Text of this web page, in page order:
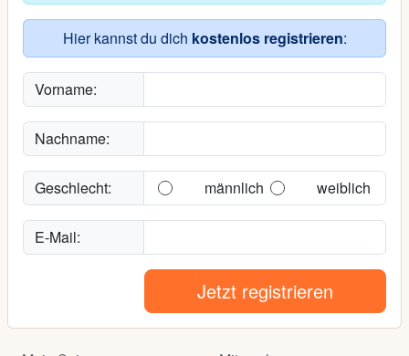
Hier kannst du dich kostenlos registrieren:
Vorname:
Nachname:
Geschlecht: männlich weiblich
E-Mail:
Jetzt registrieren